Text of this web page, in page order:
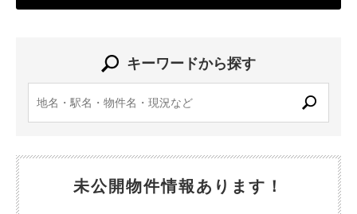
キーワードから探す
未公開物件情報あります！